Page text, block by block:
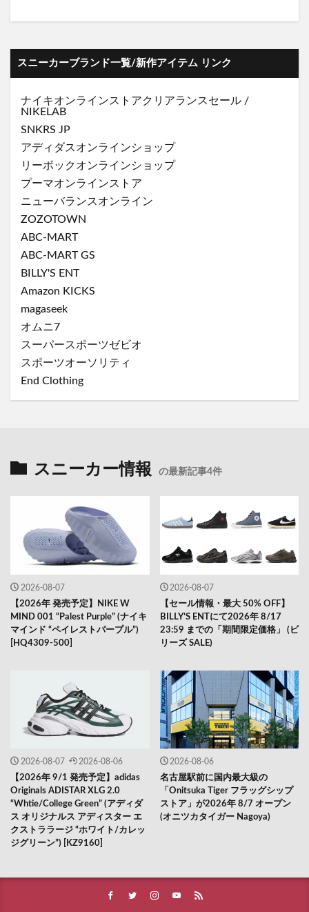
スニーカーブランド一覧/新作アイテム リンク
ナイキオンラインストアクリアランスセール /
NIKELAB
SNKRS JP
アディダスオンラインショップ
リーボックオンラインショップ
プーマオンラインストア
ニューバランスオンライン
ZOZOTOWN
ABC-MART
ABC-MART GS
BILLY'S ENT
Amazon KICKS
magaseek
オムニ7
スーパースポーツゼビオ
スポーツオーソリティ
End Clothing
スニーカー情報 の最新記事4件
2026-08-07
【2026年 発売予定】NIKE W
MIND 001 “Palest Purple” (ナイキ
マインド “ペイレストパープル”)
[HQ4309-500]
2026-08-07
【セール情報・最大 50% OFF】
BILLY’S ENTにて2026年 8/17
23:59 までの「期間限定価格」 (ビ
リーズ SALE)
2026-08-07 2026-08-06
【2026年 9/1 発売予定】adidas
Originals ADISTAR XLG 2.0
“Whtie/College Green” (アディダ
ス オリジナルス アディスター エ
クストララージ “ホワイト/カレッ
ジグリーン”) [KZ9160]
2026-08-06
名古屋駅前に国内最大級の
「Onitsuka Tiger フラッグシップ
ストア」が2026年 8/7 オープン
(オニツカタイガー Nagoya)